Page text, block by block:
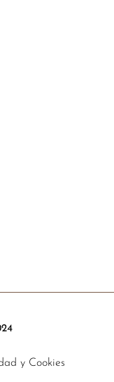
y Cookies